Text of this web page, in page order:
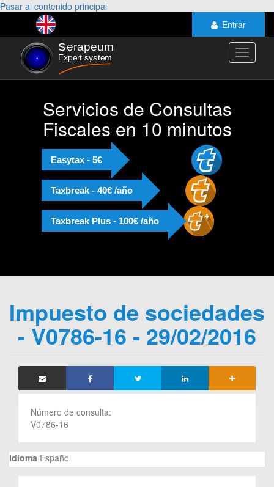
Pasar al contenido principal
Entrar
Toggle
Servicios de Consultas
Fiscales en 10 minutos
Easytax - 5€
Taxbreak - 40€ /año
Taxbreak Plus - 100€ /año
Impuesto de sociedades
- V0786-16 - 29/02/2016
Número de consulta:
V0786-16
Idioma Español